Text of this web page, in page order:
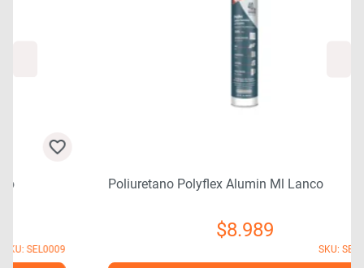
Poliuretano Polyflex Alumin Ml Lanco
SKU: SEL0011